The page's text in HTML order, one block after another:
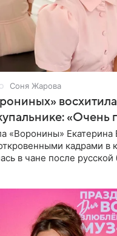
Соня Жарова
«Очень
«Воронины» Екатерина
кадрами в
в чане после